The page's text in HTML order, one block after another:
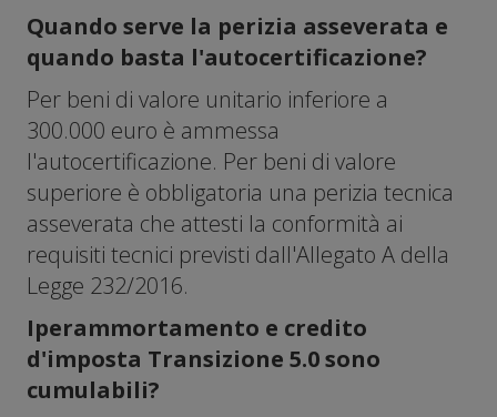
Quando serve la perizia asseverata e
quando basta l'autocertificazione?
Per beni di valore unitario inferiore a
300.000 euro è ammessa
l'autocertificazione. Per beni di valore
superiore è obbligatoria una perizia tecnica
asseverata che attesti la conformità ai
requisiti tecnici previsti dall'Allegato A della
Legge 232/2016.
Iperammortamento e credito
d'imposta Transizione 5.0 sono
cumulabili?